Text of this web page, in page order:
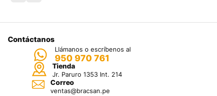
Contáctanos
Llámanos o escríbenos al
950 970 761
Tienda
Jr. Paruro 1353 Int. 214
Correo
ventas@bracsan.pe